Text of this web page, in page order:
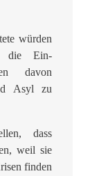
würden
die Ein­
davon
Asyl zu
dass
weil sie
finden